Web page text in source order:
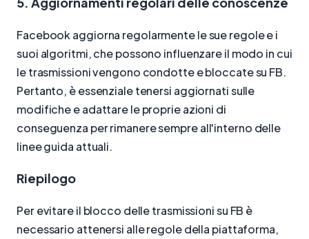
Facebook aggiorna regolarmente le sue regole e i
suoi algoritmi, che possono influenzare il modo in cui
le trasmissioni vengono condotte e bloccate su FB.
Pertanto, è essenziale tenersi aggiornati sulle
modifiche e adattare le proprie azioni di
conseguenza per rimanere sempre all'interno delle
linee guida attuali.
Riepilogo
Per evitare il blocco delle trasmissioni su FB è
necessario attenersi alle regole della piattaforma,